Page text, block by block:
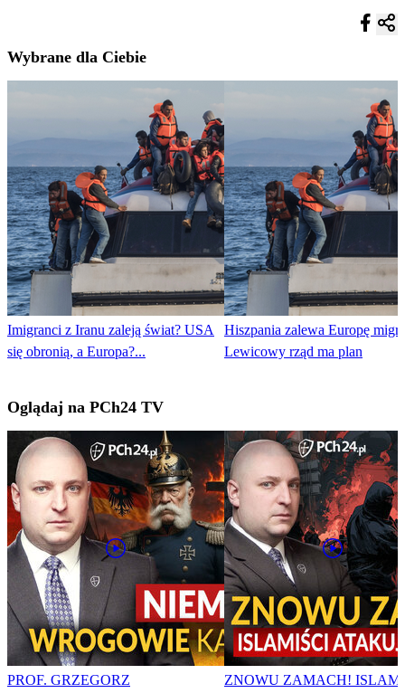
Wybrane dla Ciebie
Imigranci z Iranu zaleją świat? USA
się obronią, a Europa?...
Hiszpania zalewa Europę
Lewicowy rząd ma plan
Oglądaj na PCh24 TV
PROF. GRZEGORZ
ZNOWU ZAMACH!